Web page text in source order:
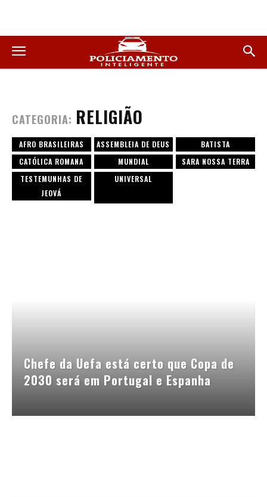
CATEGORIA: RELIGIÃO
AFRO BRASILEIRAS ASSEMBLEIA DE DEUS
BATISTA
CATÓLICA ROMANA
MUNDIAL
SARA NOSSA TERRA
TESTEMUNHAS DE
JEOVÁ
UNIVERSAL
Chefe da Uefa está certo que Copa de
2030 será em Portugal e Espanha